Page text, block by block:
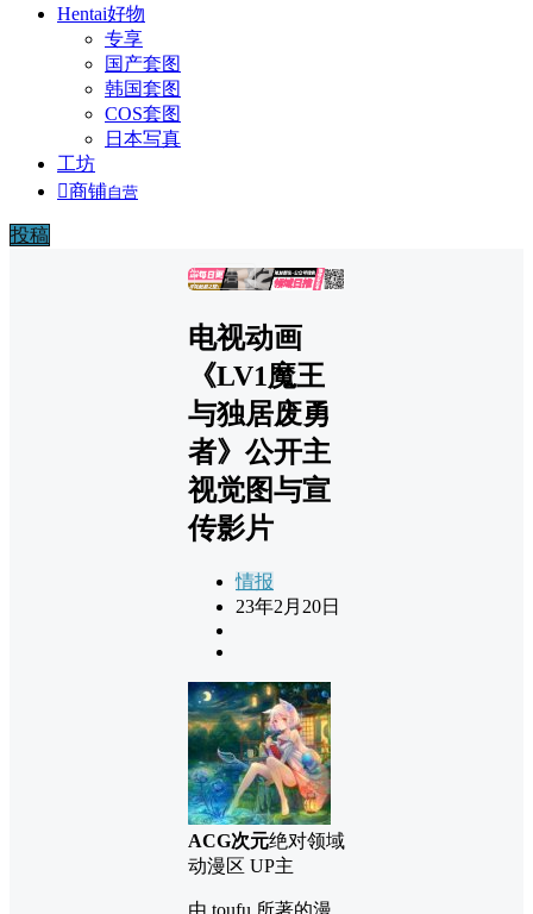
Hentai好物
专享
国产套图
韩国套图
COS套图
日本写真
工坊
商铺自营
投稿
广告
电视动画
《LV1魔王
与独居废勇
者》公开主
视觉图与宣
传影片
情报
23年2月20日
ACG次元绝对领域
动漫区 UP主